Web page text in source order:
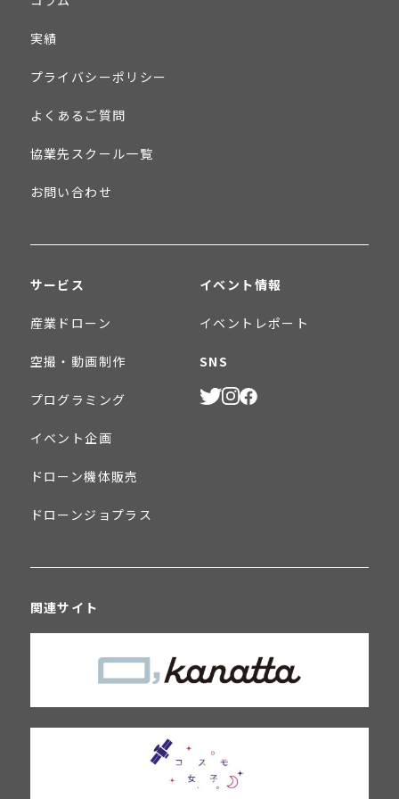
実績
プライバシーポリシー
よくあるご質問
協業先スクール一覧
お問い合わせ
サービス
産業ドローン
空撮・動画制作
プログラミング
イベント企画
ドローン機体販売
ドローンジョプラス
イベント情報
イベントレポート
SNS
関連サイト